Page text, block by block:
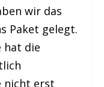
wir das
Paket gelegt.
hat die
nicht erst